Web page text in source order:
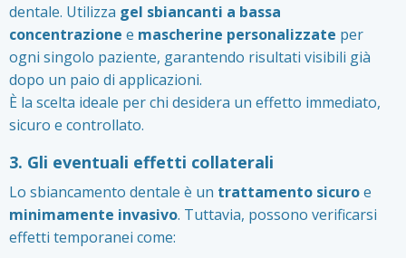
dentale. Utilizza gel sbiancanti a bassa
concentrazione e mascherine personalizzate per
ogni singolo paziente, garantendo risultati visibili già
dopo un paio di applicazioni.
È la scelta ideale per chi desidera un effetto immediato,
sicuro e controllato.
3. Gli eventuali effetti collaterali
Lo sbiancamento dentale è un trattamento sicuroe
minimamente invasivo. Tuttavia, possono verificarsi
effetti temporanei come: